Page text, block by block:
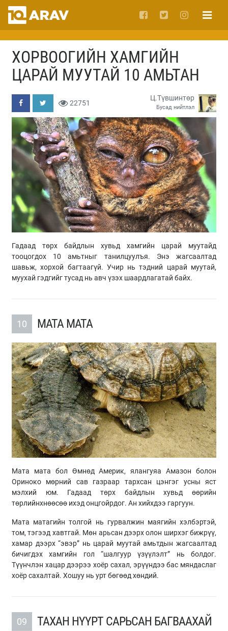
ХОРВООГИЙН ХАМГИЙН
ЦАРАЙ МУУТАЙ 10 АМЬТАН
22751
Ц.Түвшинтөр
Бусад нийтлэл
Гадаад төрх байдлын хувьд хамгийн царай муутайд
тооцогдох 10 амьтныг танилцуулъя. Энэ жагсаалтад
шавьж, хорхой багтаагүй. Учир нь тэдний царай муутай,
муухай гэдгийг тусад нь авч үзэх шаардлагатай байх.
10 МАТА МАТА
Мата мата бол Өмнөд Америк, ялангуяа Амазон болон
Ориноко мөрний сав газраар тархсан цэнгэг усны яст
мэлхий юм. Гадаад төрх байдлын хувьд өөрийн
төрлийнхнөөсөө ихэд онцгойрдог. Ан хийхдээ гаргуун.
Мата матагийн толгой нь гурвалжин маягийн хэлбэртэй,
том, тэгээд хавтгай. Мөн арьсан дээрх олон ширхэг бижрүү,
хамар дээрх “эвэр” нь царай муутай амьтдын жагсаалтад
бичигдэх хамгийн гол “шалгуур үзүүлэлт” нь болдог.
Түүнчлэн хацар дээрээ хоёр сахал, эрүүндээ бас мяндаслаг
хоёр сахалтай. Хошуу нь урт бөгөөд хөндий.
09 ТАХАН НҮҮРТ САРЬСАН БАГВААХАЙ